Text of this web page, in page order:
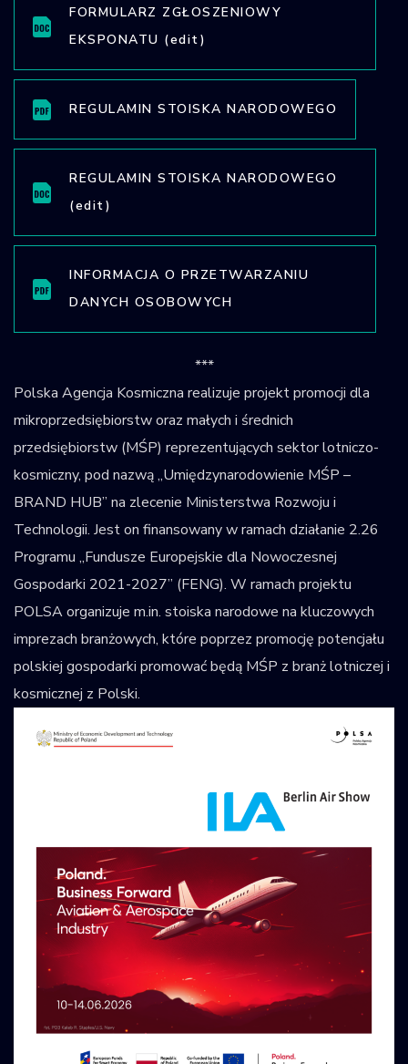
FORMULARZ ZGŁOSZENIOWY
EKSPONATU (edit)
REGULAMIN STOISKA NARODOWEGO
REGULAMIN STOISKA NARODOWEGO
(edit)
INFORMACJA O PRZETWARZANIU
DANYCH OSOBOWYCH
***
Polska Agencja Kosmiczna realizuje projekt promocji dla
mikroprzedsiębiorstw oraz małych i średnich
przedsiębiorstw (MŚP) reprezentujących sektor lotniczo-
kosmiczny, pod nazwą „Umiędzynarodowienie MŚP –
BRAND HUB” na zlecenie Ministerstwa Rozwoju i
Technologii. Jest on finansowany w ramach działanie 2.26
Programu „Fundusze Europejskie dla Nowoczesnej
Gospodarki 2021-2027” (FENG). W ramach projektu
POLSA organizuje m.in. stoiska narodowe na kluczowych
imprezach branżowych, które poprzez promocję potencjału
polskiej gospodarki promować będą MŚP z branż lotniczej i
kosmicznej z Polski.